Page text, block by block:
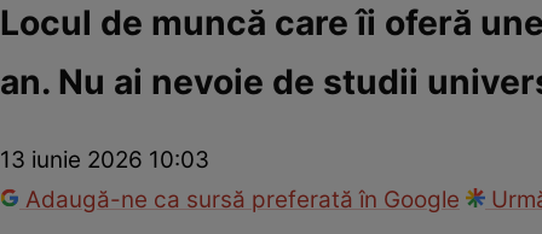
Locul de muncă care îi oferă
an. Nu ai nevoie de studii
13 iunie 2026 10:03
Adaugă-ne ca sursă preferată în Google